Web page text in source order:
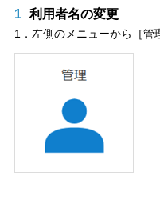
1 利用者名の変更
1．左側のメニューから［管